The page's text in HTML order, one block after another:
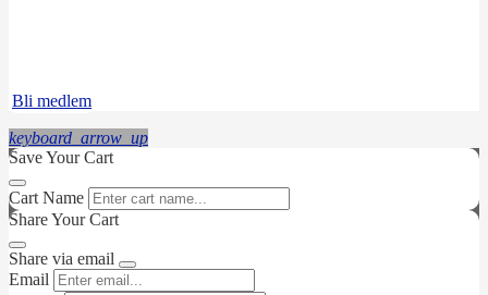
Bli medlem
keyboard_arrow_up
Save Your Cart
Cart Name
Share Your Cart
Share via email
Email